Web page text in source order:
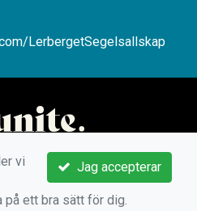
LerbergetSegelsallskap
Jag accepterar
vi
ett bra sätt för dig.